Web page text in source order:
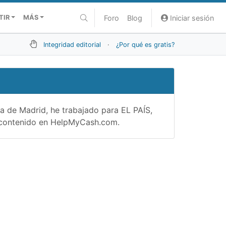
MÁS Foro Blog Iniciar sesión
Integridad editorial · ¿Por qué es gratis?
Madrid, he trabajado para EL PAÍS,
en HelpMyCash.com.